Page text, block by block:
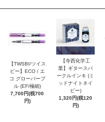
【TWSBI/ツイス
ビー】ECO / エ
コ グローパープ
ル (EF/極細)
7,700円(税700
円)
【寺西化学工
業】ギタースパ
ークルインキ (ミ
ッドナイトネイ
ビー)
1,320円(税120
円)